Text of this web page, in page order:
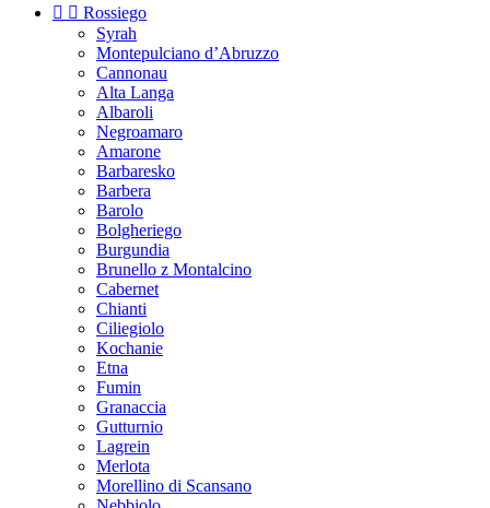
  Rossiego
Syrah
Montepulciano d’Abruzzo
Cannonau
Alta Langa
Albaroli
Negroamaro
Amarone
Barbaresko
Barbera
Barolo
Bolgheriego
Burgundia
Brunello z Montalcino
Cabernet
Chianti
Ciliegiolo
Kochanie
Etna
Fumin
Granaccia
Gutturnio
Lagrein
Merlota
Morellino di Scansano